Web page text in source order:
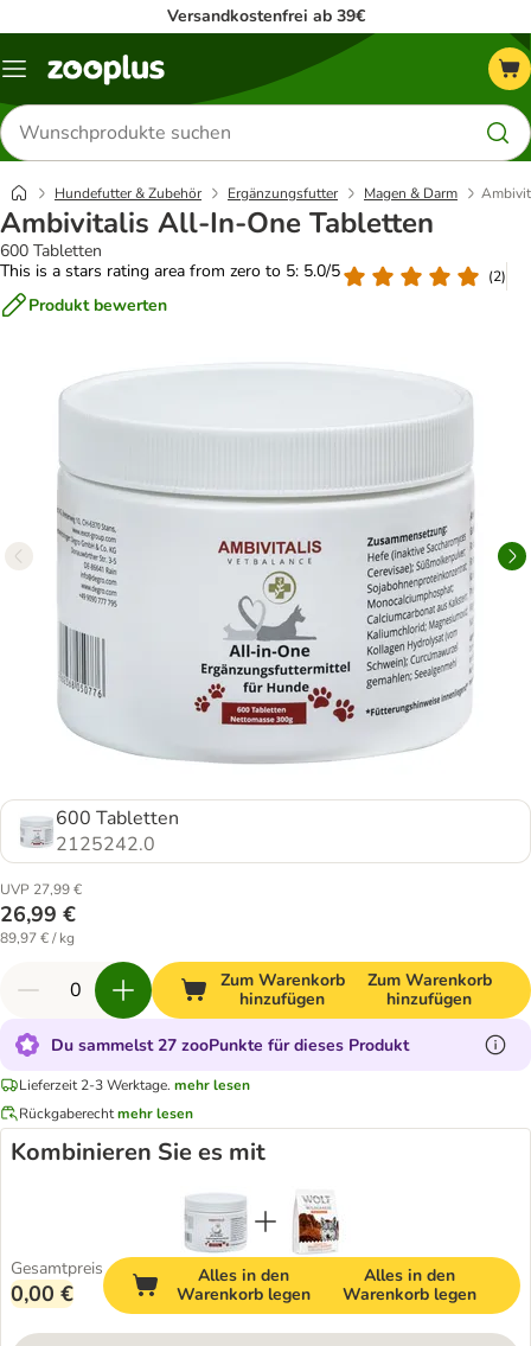
Versandkostenfrei ab 39€
Menü
Produkte
suchen
Hundefutter & Zubehör Ergänzungsfutter Magen & Darm
Ambivitalis All-In-One Tabletten
600 Tabletten
This is a stars rating area from zero to 5: 5.0/5
(2)
Produkt bewerten
600 Tabletten
2125242.0
UVP 27,99 €
26,99 €
89,97 € / kg
Zum Warenkorb
hinzufügen
Zum Warenkorb
hinzufügen
Du sammelst 27 zooPunkte für dieses Produkt
Lieferzeit 2-3 Werktage. mehr lesen
Rückgaberechtmehr lesen
Kombinieren Sie es mit
Gesamtpreis
0,00 €
Alles in den
Warenkorb legen
Alles in den
Warenkorb legen